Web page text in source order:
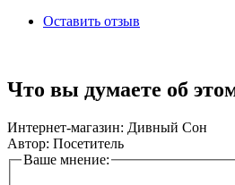
Оставить отзыв
Что вы думаете об
Интернет-магазин: Дивный Сон
Автор: Посетитель
Ваше мнение: